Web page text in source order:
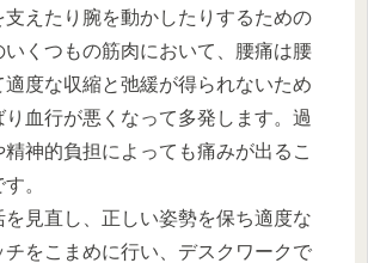
支えたり腕を動かしたりするための
くつもの筋肉において、腰痛は腰
度な収縮と弛緩が得られないため
血行が悪くなって多発します。過
神的負担によっても痛みが出るこ
。
を見直し、正しい姿勢を保ち適度な
をこまめに行い、デスクワークで